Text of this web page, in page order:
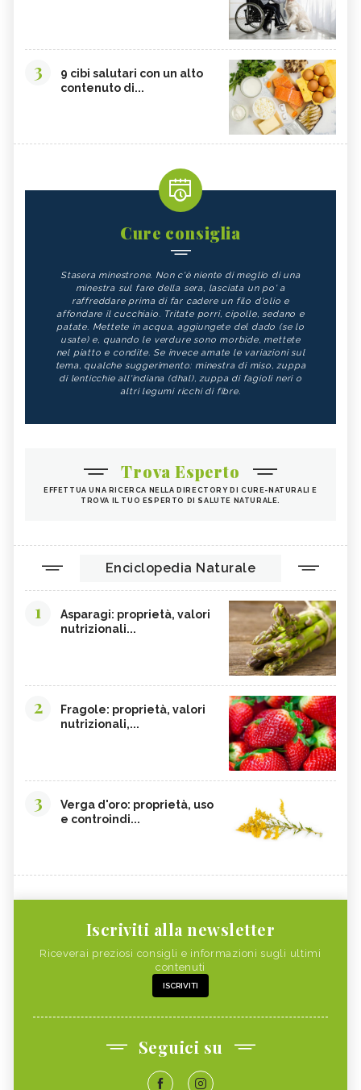
3
9 cibi salutari con un alto
contenuto di...
Cure consiglia
Stasera minestrone. Non c'è niente di meglio di una
minestra sul fare della sera, lasciata un po' a
raffreddare prima di far cadere un filo d'olio e
affondare il cucchiaio. Tritate porri, cipolle, sedano e
patate. Mettete in acqua, aggiungete del dado (se lo
usate) e, quando le verdure sono morbide, mettete
nel piatto e condite. Se invece amate le variazioni sul
tema, qualche suggerimento: minestra di miso, zuppa
di lenticchie all'indiana (dhal), zuppa di fagioli neri o
altri legumi ricchi di fibre.
Trova Esperto
EFFETTUA UNA RICERCA NELLA DIRECTORY DI CURE-NATURALI E
TROVA IL TUO ESPERTO DI SALUTE NATURALE.
Enciclopedia Naturale
1
Asparagi: proprietà, valori
nutrizionali...
2
Fragole: proprietà, valori
nutrizionali,...
3
Verga d'oro: proprietà, uso
e controindi...
Iscriviti alla newsletter
Riceverai preziosi consigli e informazioni sugli ultimi
contenuti
ISCRIVITI
Seguici su